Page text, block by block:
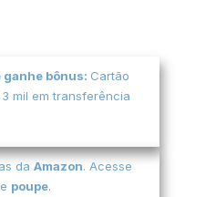
ganhe bônus: Cartão
3 mil em transferência
da Amazon. Acesse
poupe.